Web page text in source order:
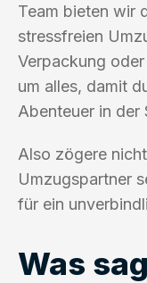
Team bieten wir
stressfreien
Verpackung
um alles, damit
Abenteuer in der
Also zögere
Umzugspartner
für ein
Was